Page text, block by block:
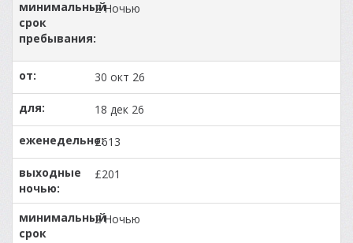
2 Ночью
30 окт 26
18 дек 26
£613
£201
2 Ночью